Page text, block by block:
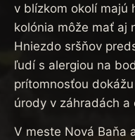
v blízkom okolí majú
kolónia môže mať aj
Hniezdo sršňov
ľudí s alergiou na
prítomnosťou
úrody v záhradách a
V meste Nová Baňa